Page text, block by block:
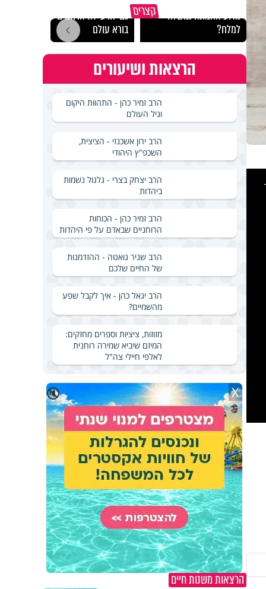
קצרים
מדוע האמונה נמשלה
למלח?
גם ׳הרע׳ זה הרחמים של
בורא עולם
הרצאות ושיעורים
הרב זמיר כהן - התהוות היקום
וגיל העולם
הרב ירון אשכנזי - הציצית,
השכפ"ץ היהודי
הרב יצחק בצרי - גלגול נשמות
ביהדות
הרב זמיר כהן - הכוחות
הרוחניים שבאדם על פי היהדות
הרב שניר גואטה - ההזדמנות
של החיים שלכם
הרב יגאל כהן - איך לקבל שפע
מהשמיים?
מזוזות, ציציות וספרים מחזקים:
המיזם שיביא שמירה רוחנית
לאלפי חיילי צה"ל
🔇 X
הרצאות משנות חיים